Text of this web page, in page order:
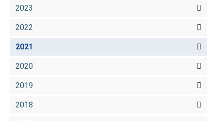
2023
2022
2021
2020
2019
2018